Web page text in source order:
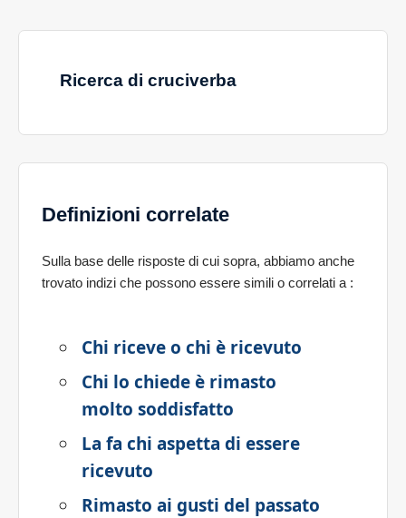
Ricerca di cruciverba
Definizioni correlate
Sulla base delle risposte di cui sopra, abbiamo anche
trovato indizi che possono essere simili o correlati a :
Chi riceve o chi è ricevuto
Chi lo chiede è rimasto
molto soddisfatto
La fa chi aspetta di essere
ricevuto
Rimasto ai gusti del passato